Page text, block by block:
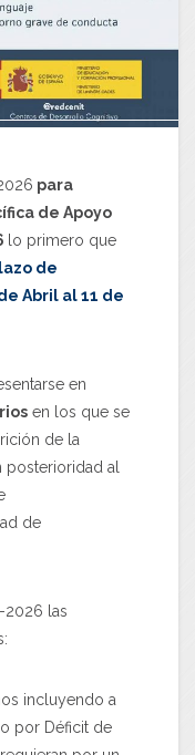
para
de Apoyo
lo primero que
de
Abril al 11 de
en
en los que se
de la
al
de
2026 las
incluyendo a
por Déficit de